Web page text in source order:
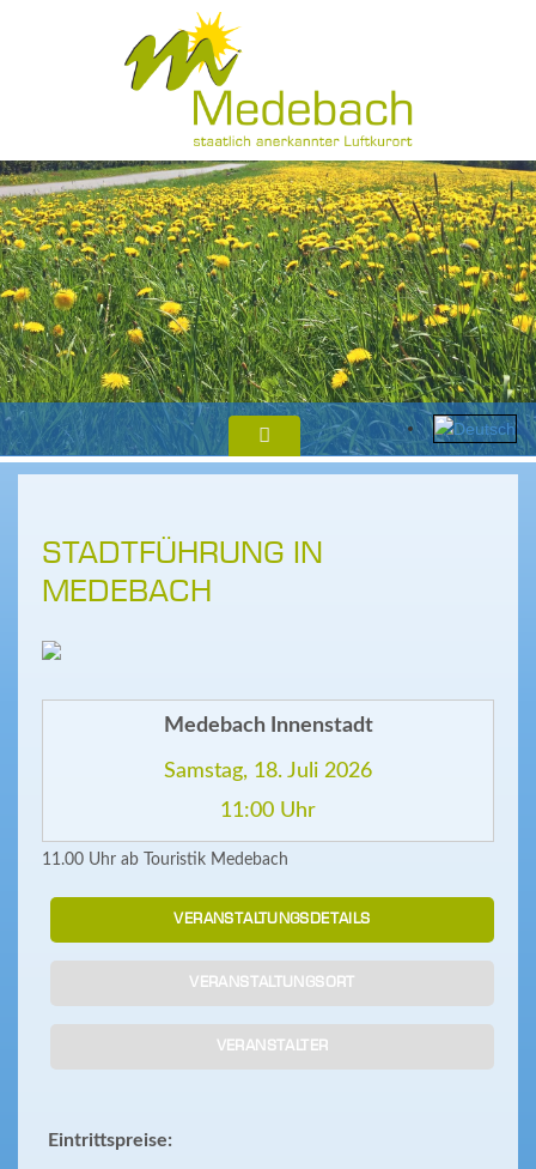
STADTFÜHRUNG IN
MEDEBACH
Medebach Innenstadt
Samstag, 18. Juli 2026
11:00 Uhr
11.00 Uhr ab Touristik Medebach
VERANSTALTUNGSDETAILS
VERANSTALTUNGSORT
VERANSTALTER
Eintrittspreise: